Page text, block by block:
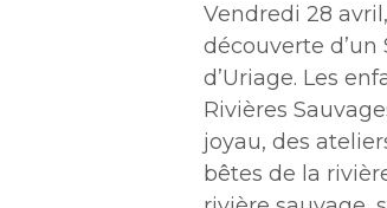
Vendredi 28
découverte d’un
d’Uriage. Les
Rivières
joyau, des
bêtes de la